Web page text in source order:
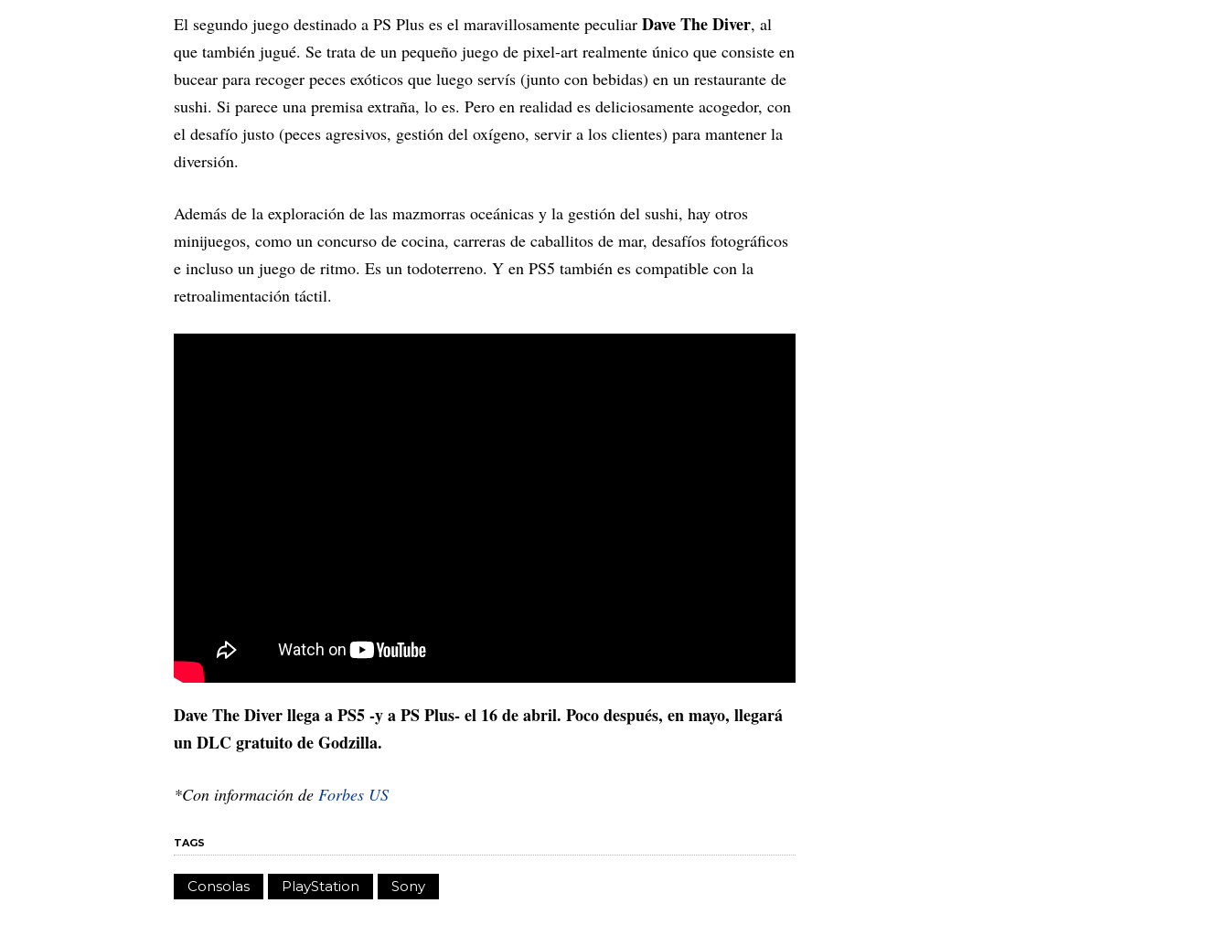
El segundo juego destinado a PS Plus es el maravillosamente peculiar Dave The Diver, al
que también jugué. Se trata de un pequeño juego de pixel-art realmente único que consiste en
bucear para recoger peces exóticos que luego servís (junto con bebidas) en un restaurante de
sushi. Si parece una premisa extraña, lo es. Pero en realidad es deliciosamente acogedor, con
el desafío justo (peces agresivos, gestión del oxígeno, servir a los clientes) para mantener la
diversión.
Además de la exploración de las mazmorras oceánicas y la gestión del sushi, hay otros
minijuegos, como un concurso de cocina, carreras de caballitos de mar, desafíos fotográficos
e incluso un juego de ritmo. Es un todoterreno. Y en PS5 también es compatible con la
retroalimentación táctil.
Dave The Diver llega a PS5 -y a PS Plus- el 16 de abril. Poco después, en mayo, llegará
un DLC gratuito de Godzilla.
*Con información de Forbes US
TAGS
Consolas PlayStation Sony